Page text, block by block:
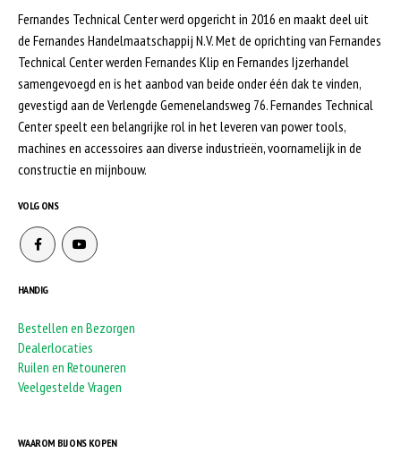
Fernandes Technical Center werd opgericht in 2016 en maakt deel uit
de Fernandes Handelmaatschappij N.V. Met de oprichting van Fernandes
Technical Center werden Fernandes Klip en Fernandes Ijzerhandel
samengevoegd en is het aanbod van beide onder één dak te vinden,
gevestigd aan de Verlengde Gemenelandsweg 76. Fernandes Technical
Center speelt een belangrijke rol in het leveren van power tools,
machines en accessoires aan diverse industrieën, voornamelijk in de
constructie en mijnbouw.
VOLG ONS
HANDIG
Bestellen en Bezorgen
Dealerlocaties
Ruilen en Retouneren
Veelgestelde Vragen
WAAROM BIJ ONS KOPEN